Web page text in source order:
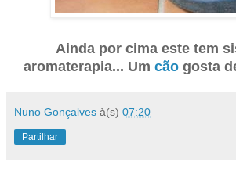
Ainda por cima este tem
aromaterapia... Um cãogosta
Nuno Gonçalves à(s) 07:20
Partilhar